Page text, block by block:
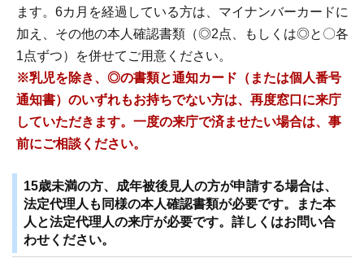
ます。6カ月を経過している方は、マイナンバーカードに
加え、その他の本人確認書類（◎2点、もしくは◎と〇各
1点ずつ）を併せてご用意ください。
※乳児を除き、◎の書類と通知カード（または個人番号
通知書）のいずれもお持ちでない方は、再度窓口に来庁
していただきます。一度の来庁で済ませたい場合は、事
前にご相談ください。
15歳未満の方、成年被後見人の方が申請する場合は、
法定代理人も同様の本人確認書類が必要です。また本
人と法定代理人の来庁が必要です。詳しくはお問い合
わせください。